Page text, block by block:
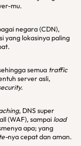
mu.
negara (CDN),
yang lokasinya paling
semua traffic
server asli,
.
, DNS super
(WAF), sampai load
apa; yang
nya cepat dan aman.